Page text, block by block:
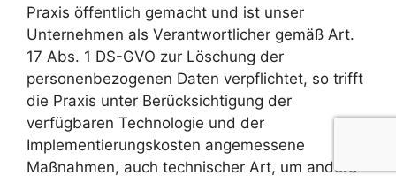
Praxis öffentlich gemacht und ist unser
Unternehmen als Verantwortlicher gemäß Art.
17 Abs. 1 DS-GVO zur Löschung der
personenbezogenen Daten verpflichtet, so trifft
die Praxis unter Berücksichtigung der
verfügbaren Technologie und der
Implementierungskosten angemessene
Maßnahmen, auch technischer Art, um andere